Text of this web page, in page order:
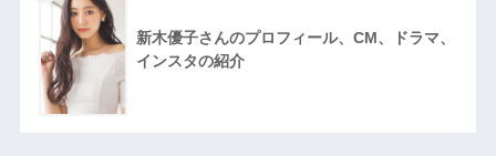
新木優子さんのプロフィール、CM、ドラマ、
インスタの紹介